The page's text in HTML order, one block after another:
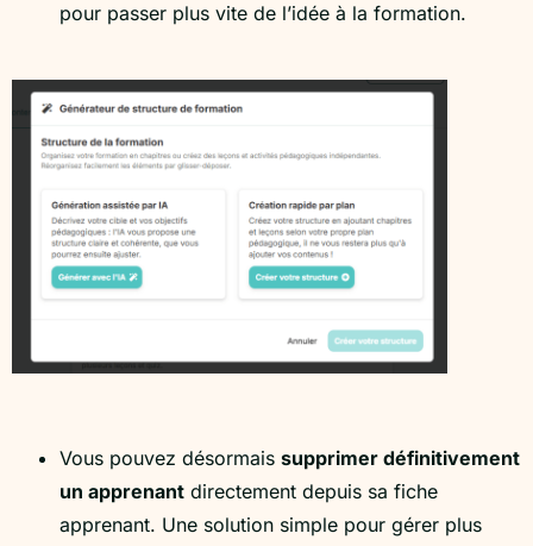
pour passer plus vite de l’idée à la formation.
Vous pouvez désormais supprimer définitivement
un apprenant directement depuis sa fiche
apprenant. Une solution simple pour gérer plus